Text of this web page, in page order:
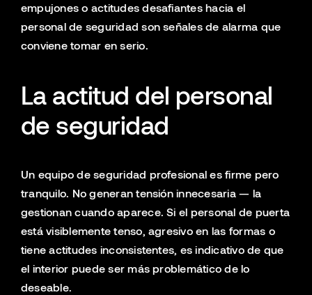
empujones o actitudes desafiantes hacia el
personal de seguridad son señales de alarma que
conviene tomar en serio.
La actitud del personal
de seguridad
Un equipo de seguridad profesional es firme pero
tranquilo. No generan tensión innecesaria — la
gestionan cuando aparece. Si el personal de puerta
está visiblemente tenso, agresivo en las formas o
tiene actitudes inconsistentes, es indicativo de que
el interior puede ser más problemático de lo
deseable.